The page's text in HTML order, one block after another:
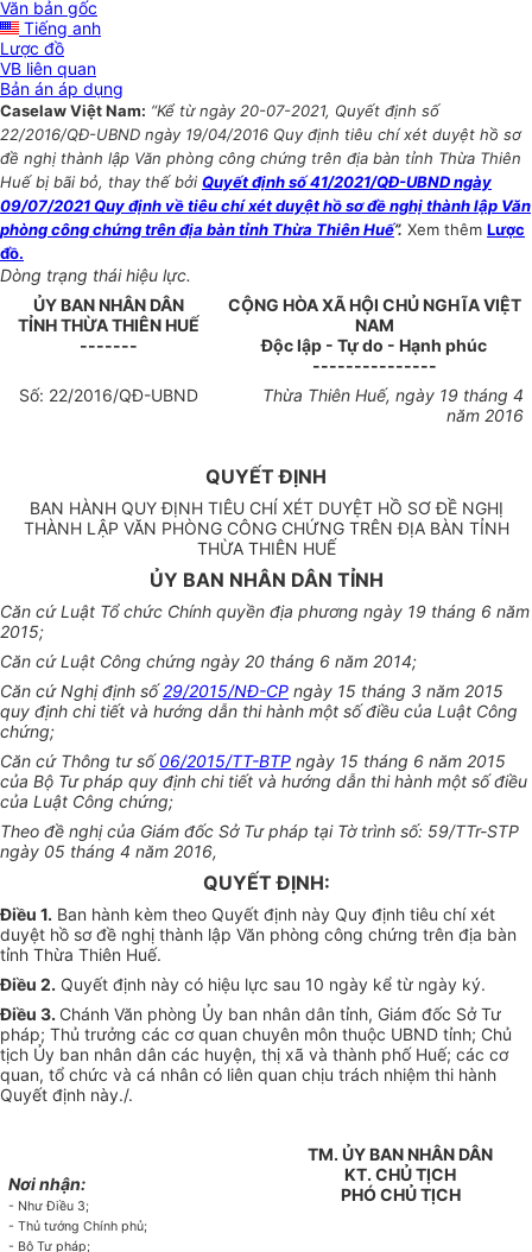
Văn bản gốc
Tiếng anh
Lược đồ
VB liên quan
Bản án áp dụng
Caselaw Việt Nam: “Kể từ ngày 20-07-2021, Quyết định số
22/2016/QĐ-UBND ngày 19/04/2016 Quy định tiêu chí xét duyệt hồ sơ
đề nghị thành lập Văn phòng công chứng trên địa bàn tỉnh Thừa Thiên
Huế bị bãi bỏ, thay thế bởi Quyết định số 41/2021/QĐ-UBND ngày
09/07/2021 Quy định về tiêu chí xét duyệt hồ sơ đề nghị thành lập Văn
phòng công chứng trên địa bàn tỉnh Thừa Thiên Huế”. Xem thêm Lược
đồ.
Dòng trạng thái hiệu lực.
ỦY BAN NHÂN DÂN
TỈNHTHỪA THIÊN HUẾ
-------
CỘNG HÒA XÃ HỘI CHỦ NGHĨA VIỆT
NAM
Độc lập - Tự do - Hạnh phúc
---------------
Số: 22/2016/QĐ-UBND Thừa Thiên Huế, ngày 19tháng 4
năm 2016
QUYẾT ĐỊNH
BAN HÀNH QUY ĐỊNH TIÊU CHÍ XÉT DUYỆT HỒ SƠ ĐỀ NGHỊ
THÀNH LẬP VĂN PHÒNG CÔNG CHỨNG TRÊN ĐỊA BÀN TỈNH
THỪA THIÊN HUẾ
ỦY BAN NHÂN DÂN TỈNH
Căn cứ Luật Tổ chức Chính quyền địa phương ngày 19 tháng 6 năm
2015;
Căn cứ Luật Công chứng ngày 20 tháng 6 năm 2014;
Căn cứ Nghị định số29/2015/NĐ-CP ngày 15 tháng 3 năm 2015
quy định chi tiết và hướng dẫn thi hành một số điều của Luật Công
chứng;
Căn cứ Thông tư số06/2015/TT-BTP ngày 15 tháng 6 năm 2015
của Bộ Tư pháp quy định chi tiết và hướng dẫn thi hành một số điều
của Luật Công chứng;
Theo đề nghị của Giám đốc Sở Tư pháp tại Tờ trình số: 59/TTr-STP
ngày 05 tháng 4 năm 2016,
QUYẾT ĐỊNH:
Điều 1. Ban hành kèm theo Quyết định này Quy định tiêu chí xét
duyệt hồ sơ đề nghị thành lập Văn phòng công chứng trên địa bàn
tỉnh Thừa Thiên Huế.
Điều 2. Quyết định này có hiệu lực sau 10 ngày kể từ ngày ký.
Điều 3. Chánh Văn phòng Ủy ban nhân dân tỉnh, Giám đốc Sở Tư
pháp; Thủ trưởng các cơ quan chuyên môn thuộc UBND tỉnh; Chủ
tịch Ủy ban nhân dân các huyện, thị xã và thành phố Huế; các cơ
quan, tổ chức và cá nhân có liên quan chịu trách nhiệm thi hành
Quyết định này./.
Nơi nhận:
- Như Điều 3;
- Thủ tướng Chính phủ;
- Bộ Tư pháp;
TM. ỦY BAN NHÂN DÂN
KT. CHỦ TỊCH
PHÓ CHỦ TỊCH